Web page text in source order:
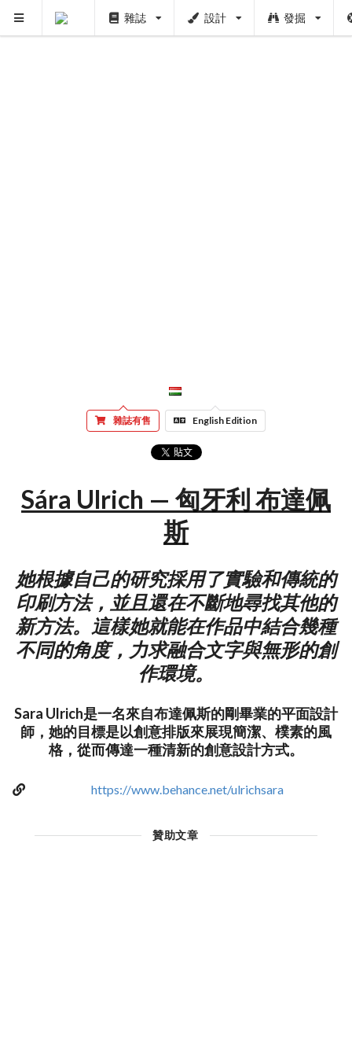
雜誌 設計 發掘
雜誌有售 English Edition
Sára Ulrich — 匈牙利 布達佩
斯
她根據自己的研究採用了實驗和傳統的
印刷方法，並且還在不斷地尋找其他的
新方法。這樣她就能在作品中結合幾種
不同的角度，力求融合文字與無形的創
作環境。
Sara Ulrich是一名來自布達佩斯的剛畢業的平面設計
師，她的目標是以創意排版來展現簡潔、樸素的風
格，從而傳達一種清新的創意設計方式。
https://www.behance.net/ulrichsara
贊助文章